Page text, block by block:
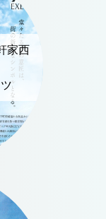
家西